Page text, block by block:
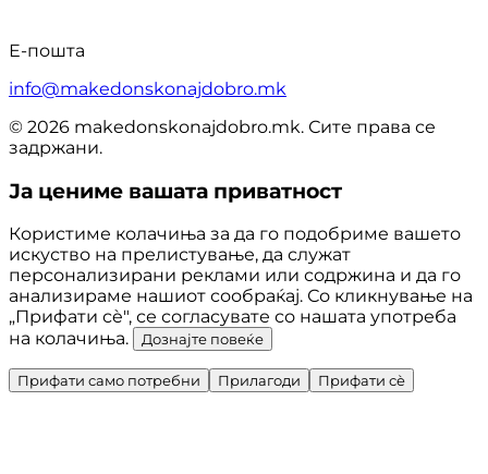
Е-пошта
info@makedonskonajdobro.mk
© 2026 makedonskonajdobro.mk. Сите права се
задржани.
Ја цениме вашата приватност
Користиме колачиња за да го подобриме вашето
искуство на прелистување, да служат
персонализирани реклами или содржина и да го
анализираме нашиот сообраќај. Со кликнување на
„Прифати сè", се согласувате со нашата употреба
на колачиња.
Дознајте повеќе
Прифати само потребни Прилагоди Прифати сè